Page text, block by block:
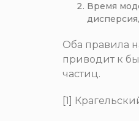
Время
Оба правила
приводит к
частиц.
[1]